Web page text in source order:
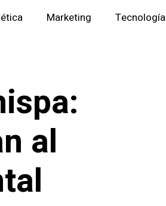
Marketing Tecnología
al